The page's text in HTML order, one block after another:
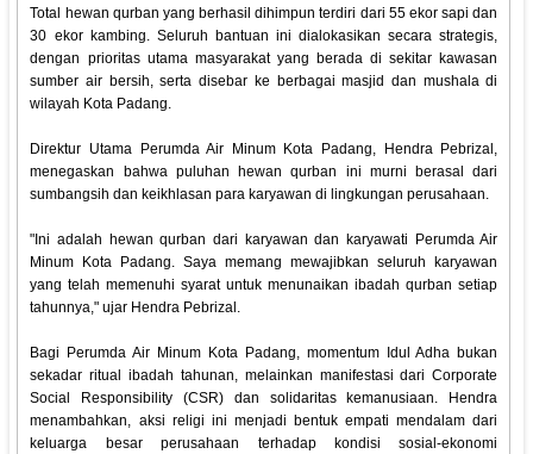
Total hewan qurban yang berhasil dihimpun terdiri dari 55 ekor sapi dan
30 ekor kambing. Seluruh bantuan ini dialokasikan secara strategis,
dengan prioritas utama masyarakat yang berada di sekitar kawasan
sumber air bersih, serta disebar ke berbagai masjid dan mushala di
wilayah Kota Padang.
Direktur Utama Perumda Air Minum Kota Padang, Hendra Pebrizal,
menegaskan bahwa puluhan hewan qurban ini murni berasal dari
sumbangsih dan keikhlasan para karyawan di lingkungan perusahaan.
"Ini adalah hewan qurban dari karyawan dan karyawati Perumda Air
Minum Kota Padang. Saya memang mewajibkan seluruh karyawan
yang telah memenuhi syarat untuk menunaikan ibadah qurban setiap
tahunnya," ujar Hendra Pebrizal.
Bagi Perumda Air Minum Kota Padang, momentum Idul Adha bukan
sekadar ritual ibadah tahunan, melainkan manifestasi dari Corporate
Social Responsibility (CSR) dan solidaritas kemanusiaan. Hendra
menambahkan, aksi religi ini menjadi bentuk empati mendalam dari
keluarga besar perusahaan terhadap kondisi sosial-ekonomi